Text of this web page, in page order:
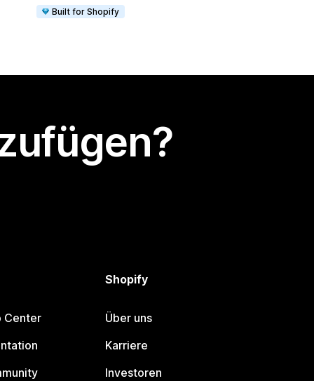
Built for Shopify
Center
Shopify
Über uns
Karriere
Investoren